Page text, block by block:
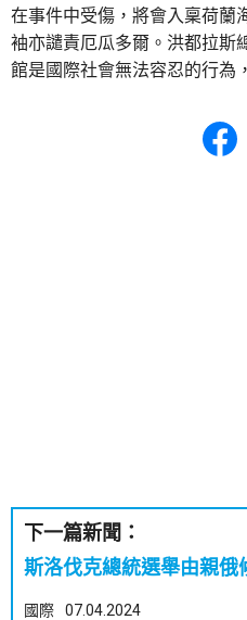
在事件中受傷，將會入稟荷蘭
袖亦譴責厄瓜多爾。洪都拉斯
館是國際社會無法容忍的行為
下一篇新聞：
斯洛伐克總統選舉由親俄
國際 07.04.2024